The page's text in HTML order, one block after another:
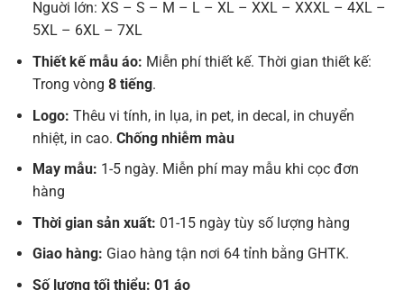
Nguời lớn: XS – S – M – L – XL – XXL – XXXL – 4XL –
5XL – 6XL – 7XL
Thiết kế mẫu áo: Miễn phí thiết kế. Thời gian thiết kế:
Trong vòng 8 tiếng.
Logo: Thêu vi tính, in lụa, in pet, in decal, in chuyển
nhiệt, in cao. Chống nhiễm màu
May mẫu: 1-5 ngày. Miễn phí may mẫu khi cọc đơn
hàng
Thời gian sản xuất: 01-15 ngày tùy số lượng hàng
Giao hàng: Giao hàng tận nơi 64 tỉnh bằng GHTK.
Số lượng tối thiểu: 01 áo